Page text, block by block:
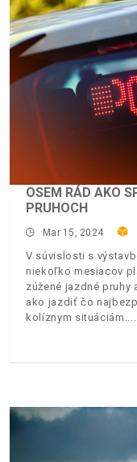
OSEM RÁD AKO
PRUHOCH
Mar 15, 2024
V súvislosti s
niekoľko mesiacov
zúžené jazdné pruhy
ako jazdiť čo
kolíznym situáciám.